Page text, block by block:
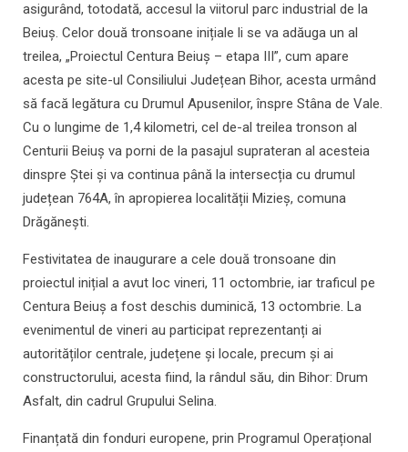
asigurând, totodată, accesul la viitorul parc industrial de la
Beiuș. Celor două tronsoane inițiale li se va adăuga un al
treilea, „Proiectul Centura Beiuș – etapa III”, cum apare
acesta pe site-ul Consiliului Județean Bihor, acesta urmând
să facă legătura cu Drumul Apusenilor, înspre Stâna de Vale.
Cu o lungime de 1,4 kilometri, cel de-al treilea tronson al
Centurii Beiuș va porni de la pasajul suprateran al acesteia
dinspre Ștei și va continua până la intersecția cu drumul
județean 764A, în apropierea localității Mizieș, comuna
Drăgănești.
Festivitatea de inaugurare a cele două tronsoane din
proiectul inițial a avut loc vineri, 11 octombrie, iar traficul pe
Centura Beiuș a fost deschis duminică, 13 octombrie. La
evenimentul de vineri au participat reprezentanți ai
autorităților centrale, județene și locale, precum și ai
constructorului, acesta fiind, la rândul său, din Bihor: Drum
Asfalt, din cadrul Grupului Selina.
Finanțată din fonduri europene, prin Programul Operațional